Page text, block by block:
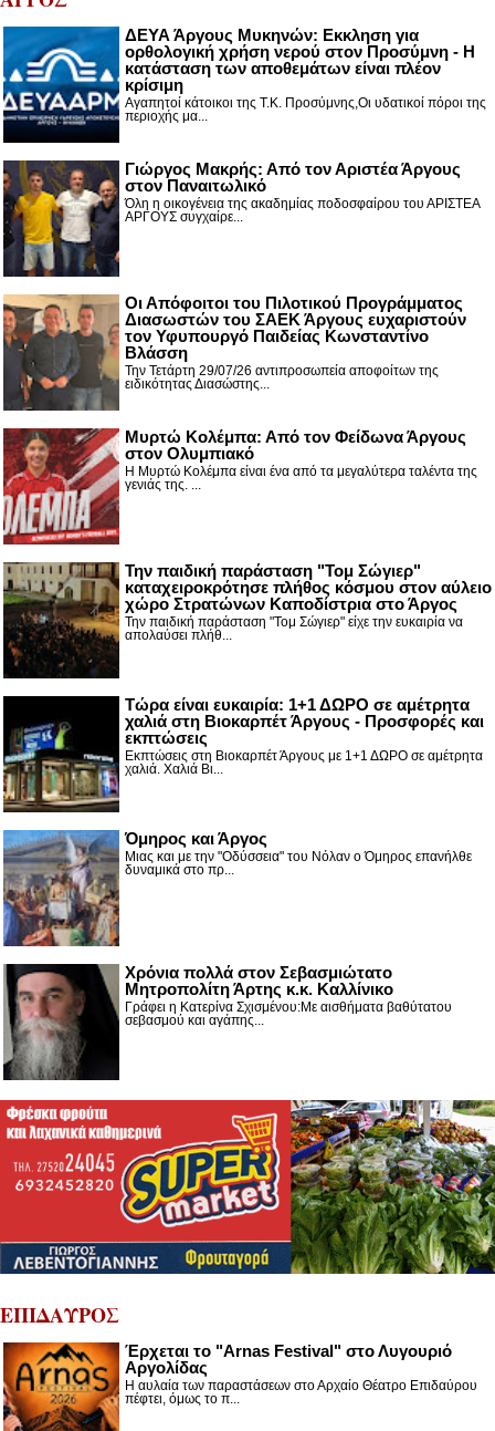
ΔΕΥΑ Άργους Μυκηνών: Εκκληση για
ορθολογική χρήση νερού στον Προσύμνη - Η
κατάσταση των αποθεμάτων είναι πλέον
κρίσιμη
Αγαπητοί κάτοικοι της Τ.Κ. Προσύμνης,Οι υδατικοί πόροι της
περιοχής μα...
Γιώργος Μακρής: Από τον Αριστέα Άργους
στον Παναιτωλικό
Όλη η οικογένεια της ακαδημίας ποδοσφαίρου του ΑΡΙΣΤΕΑ
ΑΡΓΟΥΣ συγχαίρε...
Οι Απόφοιτοι του Πιλοτικού Προγράμματος
Διασωστών του ΣΑΕΚ Άργους ευχαριστούν
τον Υφυπουργό Παιδείας Κωνσταντίνο
Βλάσση
Την Τετάρτη 29/07/26 αντιπροσωπεία αποφοίτων της
ειδικότητας Διασώστης...
Μυρτώ Κολέμπα: Από τον Φείδωνα Άργους
στον Ολυμπιακό
Η Μυρτώ Κολέμπα είναι ένα από τα μεγαλύτερα ταλέντα της
γενιάς της. ...
Την παιδική παράσταση "Τομ Σώγιερ"
καταχειροκρότησε πλήθος κόσμου στον αύλειο
χώρο Στρατώνων Καποδίστρια στο Άργος
Την παιδική παράσταση "Τομ Σώγιερ" είχε την ευκαιρία να
απολαύσει πλήθ...
Τώρα είναι ευκαιρία: 1+1 ΔΩΡΟ σε αμέτρητα
χαλιά στη Βιοκαρπέτ Άργους - Προσφορές και
εκπτώσεις
Εκπτώσεις στη Βιοκαρπέτ Άργους με 1+1 ΔΩΡΟ σε αμέτρητα
χαλιά. Χαλιά Βι...
Όμηρος και Άργος
Μιας και με την "Οδύσσεια" του Νόλαν ο Όμηρος επανήλθε
δυναμικά στο πρ...
Χρόνια πολλά στον Σεβασμιώτατο
Μητροπολίτη Άρτης κ.κ. Καλλίνικο
Γράφει η Κατερίνα Σχισμένου:Με αισθήματα βαθύτατου
σεβασμού και αγάπης...
ΕΠΙΔΑΥΡΟΣ
Έρχεται το "Arnas Festival" στο Λυγουριό
Αργολίδας
Η αυλαία των παραστάσεων στο Αρχαίο Θέατρο Επιδαύρου
πέφτει, όμως το π...